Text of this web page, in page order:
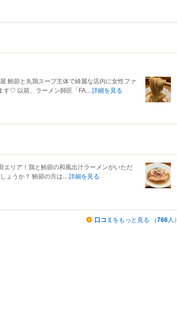
鮪節と丸鶏スープ主体で綺麗な店内に女性ファ
す♡ 以前、ラーメン師匠「FA... 詳細を見る
リア！鶏と鮪節の和風出汁ラーメンがいただ
ょうか？ 鮪節の方は... 詳細を見る
口コミ をもっと見る （766人）